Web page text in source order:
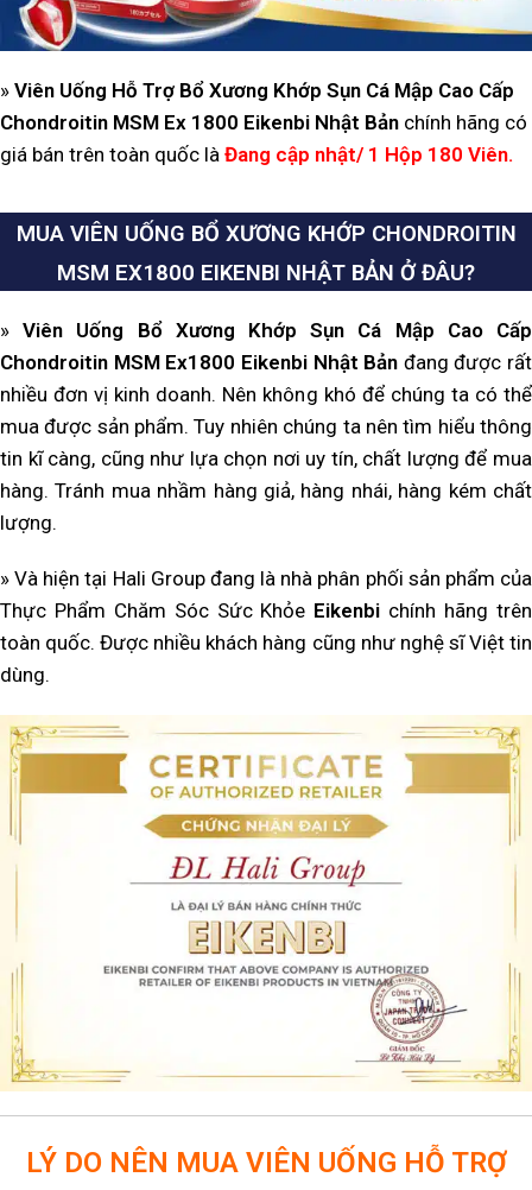
» Viên Uống Hỗ Trợ Bổ Xương Khớp Sụn Cá Mập Cao Cấp
Chondroitin MSM Ex 1800 Eikenbi Nhật Bản chính hãng có
giá bán trên toàn quốc là Đang cập nhật/ 1 Hộp 180 Viên.
MUA VIÊN UỐNG BỔ XƯƠNG KHỚP CHONDROITIN
MSM EX1800 EIKENBI NHẬT BẢN Ở ĐÂU?
»Viên Uống Bổ Xương Khớp Sụn Cá Mập Cao Cấp
Chondroitin MSM Ex1800 Eikenbi Nhật Bản đang được rất
nhiều đơn vị kinh doanh. Nên không khó để chúng ta có thể
mua được sản phẩm. Tuy nhiên chúng ta nên tìm hiểu thông
tin kĩ càng, cũng như lựa chọn nơi uy tín, chất lượng để mua
hàng. Tránh mua nhầm hàng giả, hàng nhái, hàng kém chất
lượng.
» Và hiện tại Hali Group đang là nhà phân phối sản phẩm của
Thực Phẩm Chăm Sóc Sức Khỏe Eikenbi chính hãng trên
toàn quốc. Được nhiều khách hàng cũng như nghệ sĩ Việt tin
dùng.
LÝ DO NÊN MUA VIÊN UỐNG HỖ TRỢ